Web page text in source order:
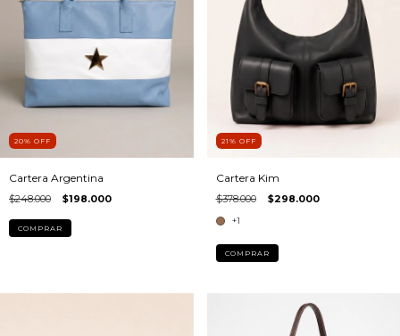
20% OFF
Cartera Argentina
$248.000 $198.000
COMPRAR
21 % OFF
Cartera Kim
$378.000 $298.000
+1
COMPRAR